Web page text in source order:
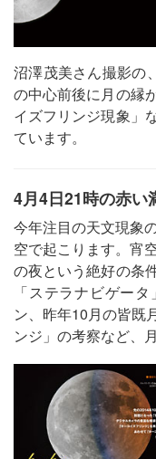
沼澤茂美さん撮影の
の中心前後に月の縁
イズフリンジ現象」
ています。
4月4日21時の赤い
今年注目の天文現象
空で起こります。宵
の夜という絶好の条
「ステラナビゲー
ン、昨年10月の皆既
ンジ」の考察など、